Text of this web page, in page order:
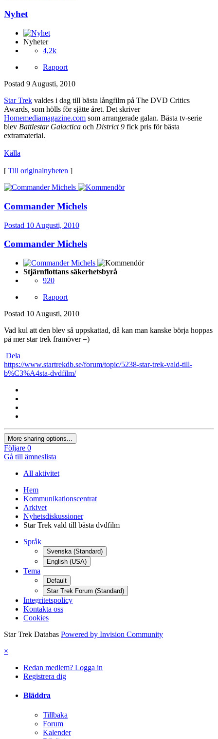
Nyhet
Nyheter
4,2k
Rapport
Postad 9 Augusti, 2010
Star Trek valdes i dag till bästa långfilm på The DVD Critics
Awards, som hölls för sjätte året. Det skriver
Homemediamagazine.com som arrangerade galan. Bästa tv-serie
blev Battlestar Galactica och District 9 fick pris för bästa
extramaterial.
Källa
[ Till originalnyheten ]
Commander Michels
Postad 10 Augusti, 2010
Commander Michels
Stjärnflottans säkerhetsbyrå
920
Rapport
Postad 10 Augusti, 2010
Vad kul att den blev så uppskattad, då kan man kanske börja hoppas
på mer star trek framöver =)
Dela
https://www.startrekdb.se/forum/topic/5238-star-trek-vald-till-
b%C3%A4sta-dvdfilm/
More sharing options...
Följare 0
Gå till ämneslista
All aktivitet
Hem
Kommunikationscentrat
Arkivet
Nyhetsdiskussioner
Star Trek vald till bästa dvdfilm
Språk
Svenska (Standard)
English (USA)
Tema
Default
Star Trek Forum (Standard)
Integritetspolicy
Kontakta oss
Cookies
Star Trek Databas Powered by Invision Community
×
Redan medlem? Logga in
Registrera dig
Bläddra
Tillbaka
Forum
Kalender